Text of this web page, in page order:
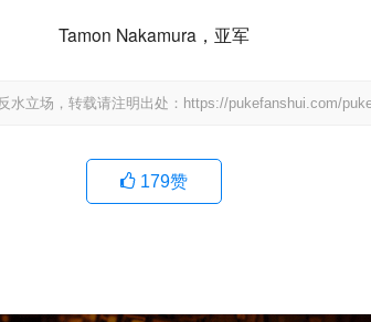
Tamon Nakamura，亚军
水立场，转载请注明出处：https://pukefanshui.com/
179赞